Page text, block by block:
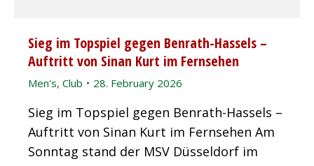
Sieg im Topspiel gegen Benrath-Hassels –
Auftritt von Sinan Kurt im Fernsehen
Men's, Club 28. February 2026
Sieg im Topspiel gegen Benrath-Hassels –
Auftritt von Sinan Kurt im Fernsehen Am
Sonntag stand der MSV Düsseldorf im